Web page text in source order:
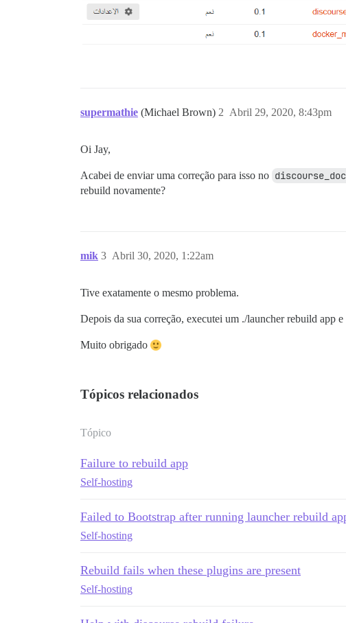
supermathie (Michael Brown) Abril 29, 2020, 8:43pm
2
Oi Jay,
Acabei de enviar uma correção para isso no
rebuild novamente?
mik Abril 30, 2020, 1:22am
3
Tive exatamente o mesmo problema.
Depois da sua correção, executei um ./launcher rebuild app
Muito obrigado
Tópicos relacionados
Tópico
Failure to rebuild app
Self-hosting
Failed to Bootstrap after running launcher rebuild
Self-hosting
Rebuild fails when these plugins are present
Self-hosting